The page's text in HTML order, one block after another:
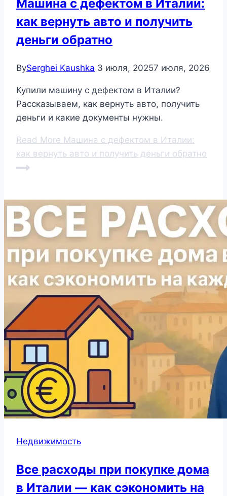
Машина с дефектом в Италии:
как вернуть авто и получить
деньги обратно
BySerghei Kaushka 3 июля, 20257 июля, 2026
Купили машину с дефектом в Италии?
Рассказываем, как вернуть авто, получить
деньги и какие документы нужны.
Read More Машина с дефектом в Италии:
как вернуть авто и получить деньги обратно
Недвижимость
Все расходы при покупке дома
в Италии — как сэкономить на